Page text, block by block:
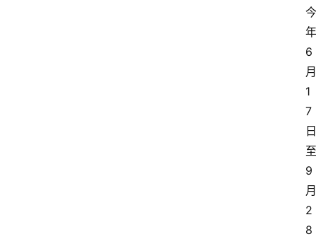
今
年
6
月
1
7
日
至
9
月
2
8